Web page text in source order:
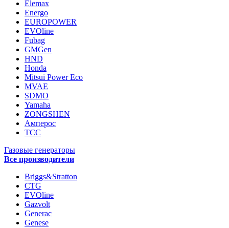
Elemax
Energo
EUROPOWER
EVOline
Fubag
GMGen
HND
Honda
Mitsui Power Eco
MVAE
SDMO
Yamaha
ZONGSHEN
Амперос
ТСС
Газовые генераторы
Все производители
Briggs&Stratton
CTG
EVOline
Gazvolt
Generac
Genese